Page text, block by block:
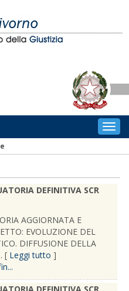
DEFINITIVA SCR
AGGIORNATA E
EVOLUZIONE DEL
DIFFUSIONE DELLA
[ Leggi tutto ]